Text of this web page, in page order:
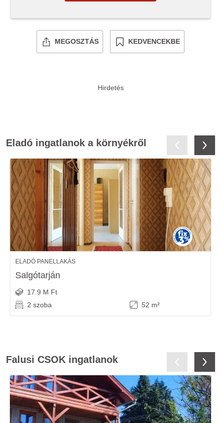
MEGOSZTÁS KEDVENCEKBE
Eladó ingatlanok a környékről
ELADÓ PANELLAKÁS
Salgótarján
17.9 M Ft
2 szoba
52 m²
Falusi CSOK ingatlanok